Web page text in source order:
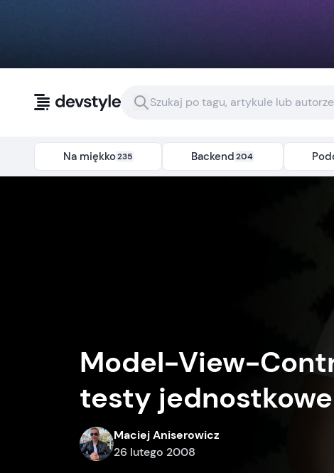
Na miękko235 Backend204
Model-View-
testy jednostkowe
Maciej Aniserowicz
26 lutego 2008